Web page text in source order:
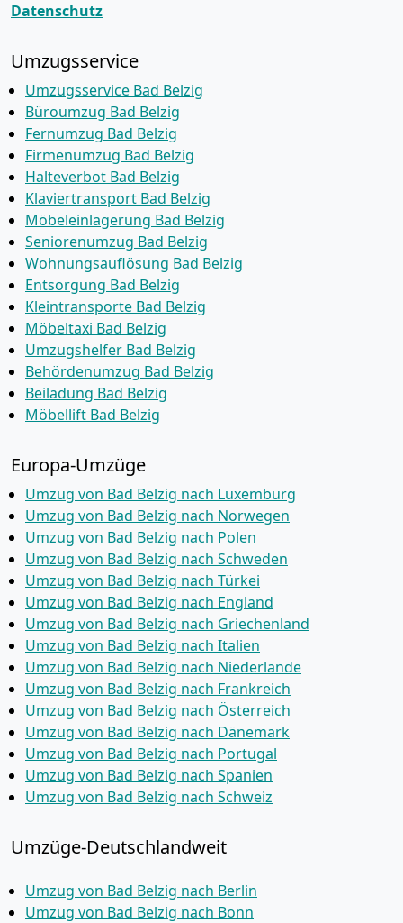
Datenschutz
Umzugsservice
Umzugsservice Bad Belzig
Büroumzug Bad Belzig
Fernumzug Bad Belzig
Firmenumzug Bad Belzig
Halteverbot Bad Belzig
Klaviertransport Bad Belzig
Möbeleinlagerung Bad Belzig
Seniorenumzug Bad Belzig
Wohnungsauflösung Bad Belzig
Entsorgung Bad Belzig
Kleintransporte Bad Belzig
Möbeltaxi Bad Belzig
Umzugshelfer Bad Belzig
Behördenumzug Bad Belzig
Beiladung Bad Belzig
Möbellift Bad Belzig
Europa-Umzüge
Umzug von Bad Belzig nach Luxemburg
Umzug von Bad Belzig nach Norwegen
Umzug von Bad Belzig nach Polen
Umzug von Bad Belzig nach Schweden
Umzug von Bad Belzig nach Türkei
Umzug von Bad Belzig nach England
Umzug von Bad Belzig nach Griechenland
Umzug von Bad Belzig nach Italien
Umzug von Bad Belzig nach Niederlande
Umzug von Bad Belzig nach Frankreich
Umzug von Bad Belzig nach Österreich
Umzug von Bad Belzig nach Dänemark
Umzug von Bad Belzig nach Portugal
Umzug von Bad Belzig nach Spanien
Umzug von Bad Belzig nach Schweiz
Umzüge-Deutschlandweit
Umzug von Bad Belzig nach Berlin
Umzug von Bad Belzig nach Bonn